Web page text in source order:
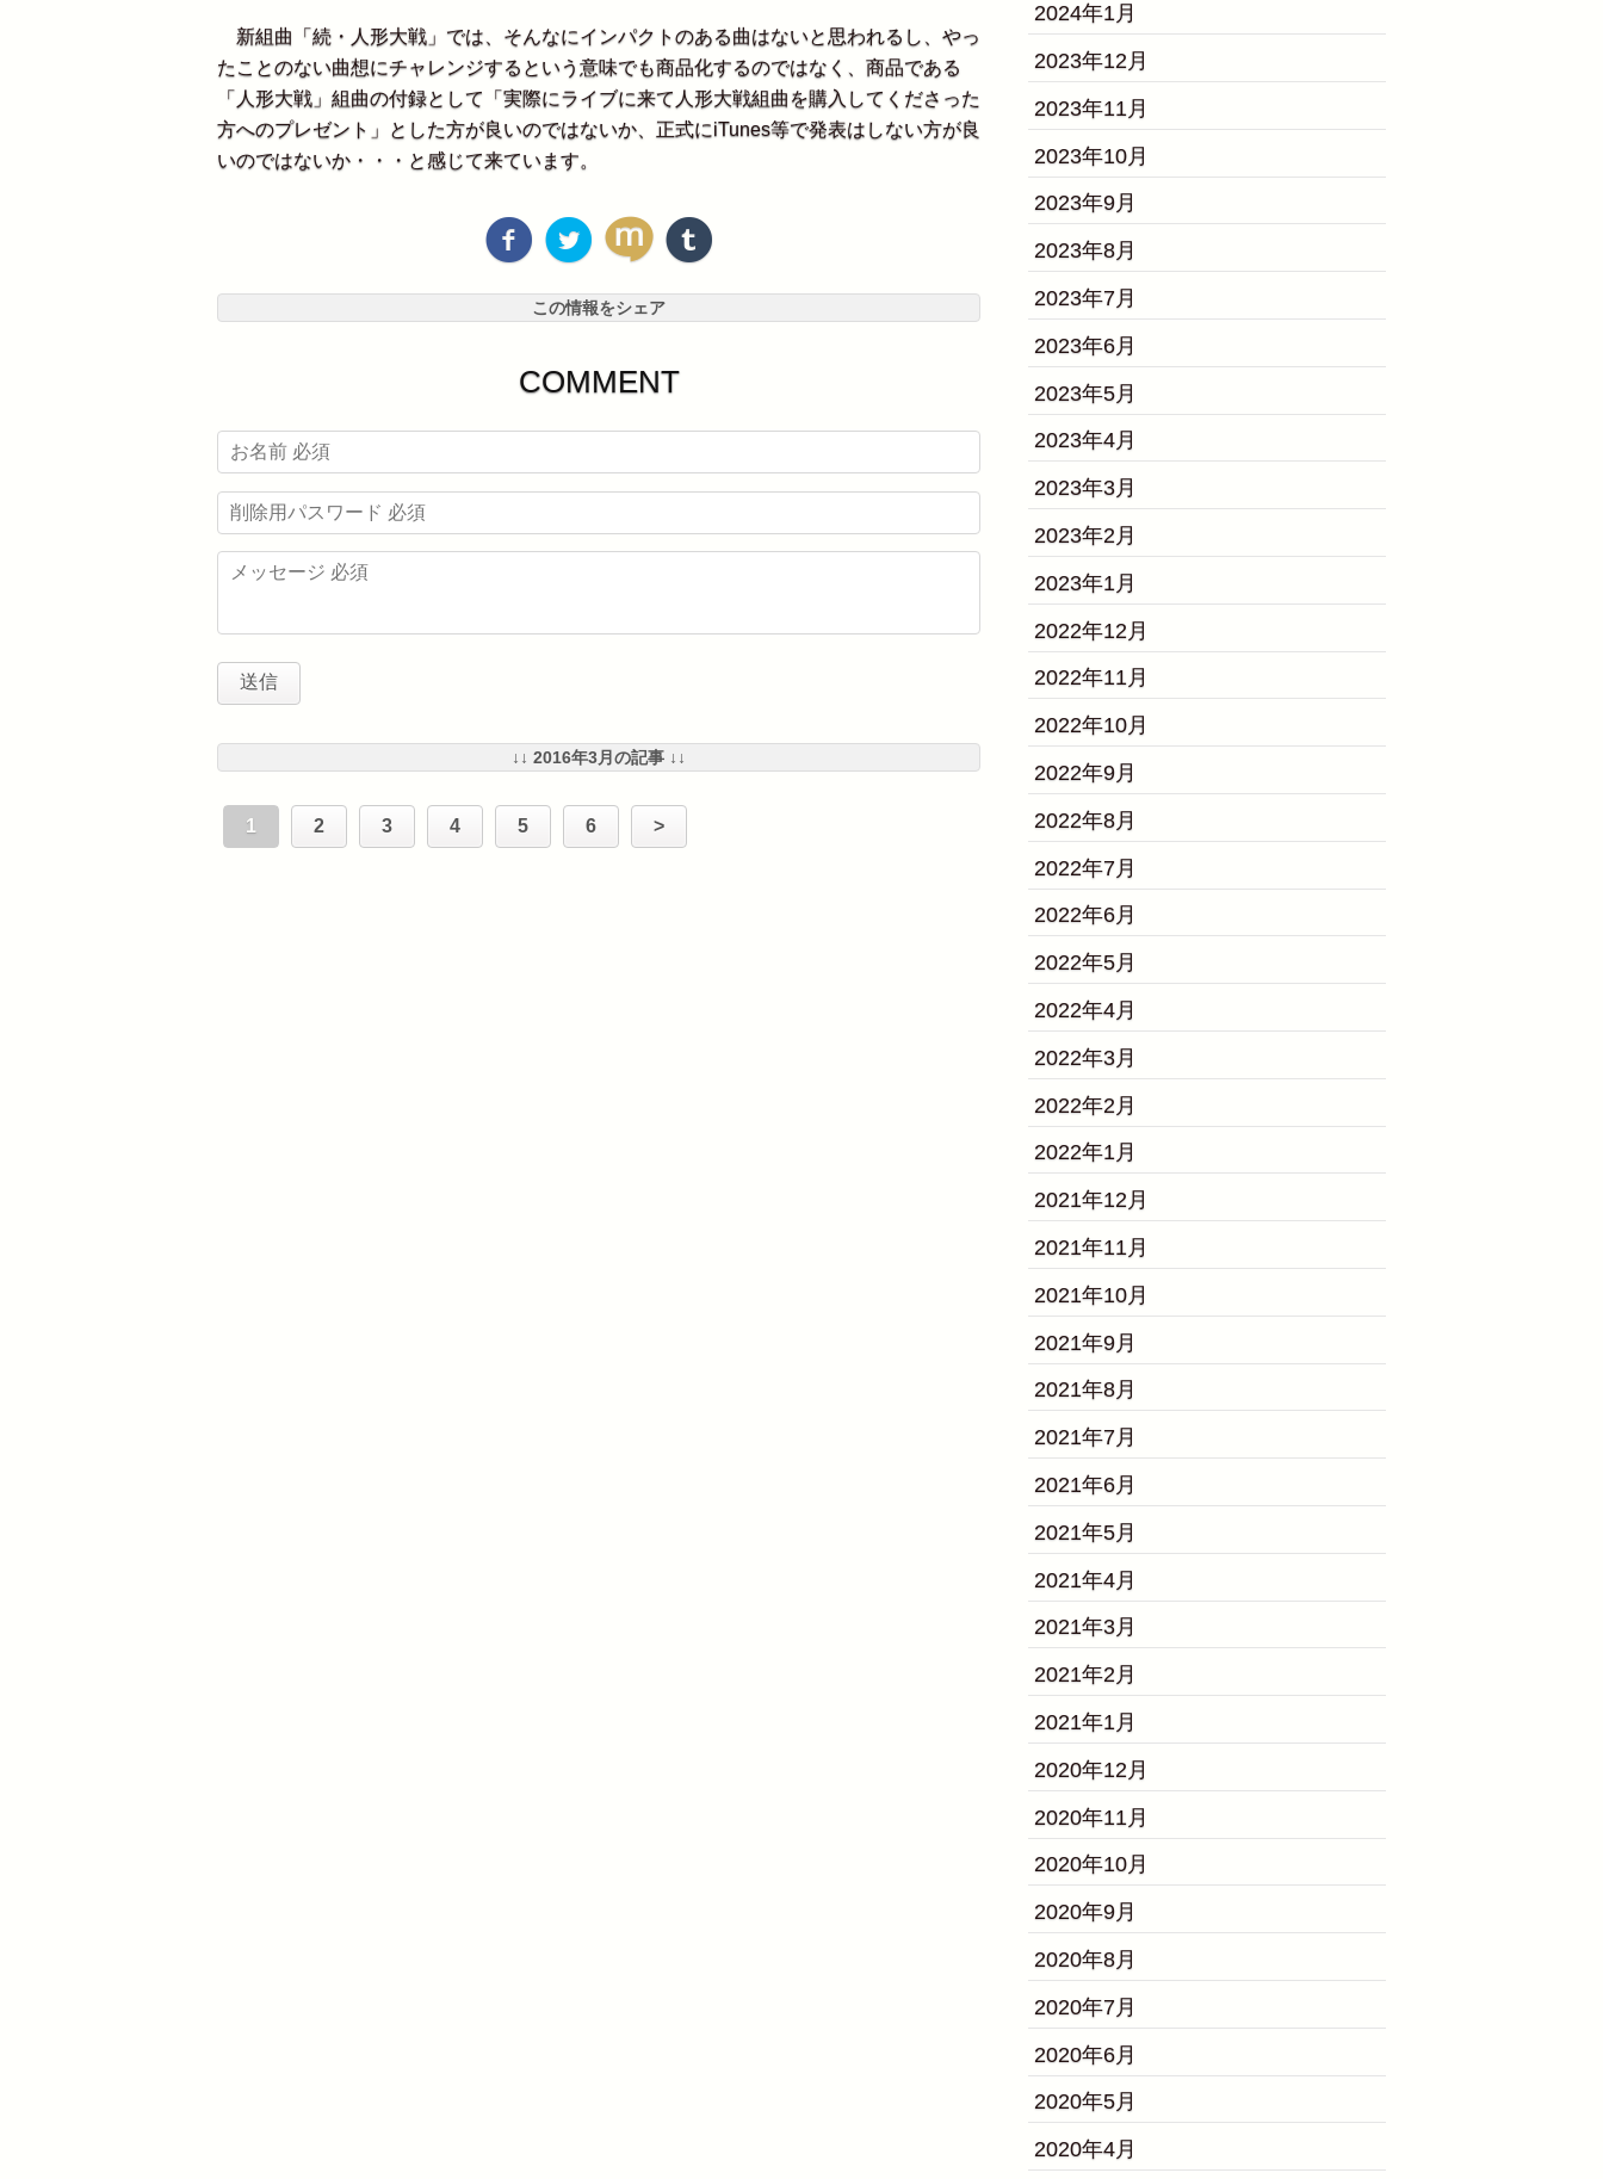
新組曲「続・人形大戦」では、そんなにインパクトのある曲はないと思われるし、やっ
たことのない曲想にチャレンジするという意味でも商品化するのではなく、商品である
「人形大戦」組曲の付録として「実際にライブに来て人形大戦組曲を購入してくださった
方へのプレゼント」とした方が良いのではないか、正式にiTunes等で発表はしない方が良
いのではないか・・・と感じて来ています。
この情報をシェア
COMMENT
↓↓ 2016年3月の記事 ↓↓
1 2 3 4 5 6 >
2024年1月
2023年12月
2023年11月
2023年10月
2023年9月
2023年8月
2023年7月
2023年6月
2023年5月
2023年4月
2023年3月
2023年2月
2023年1月
2022年12月
2022年11月
2022年10月
2022年9月
2022年8月
2022年7月
2022年6月
2022年5月
2022年4月
2022年3月
2022年2月
2022年1月
2021年12月
2021年11月
2021年10月
2021年9月
2021年8月
2021年7月
2021年6月
2021年5月
2021年4月
2021年3月
2021年2月
2021年1月
2020年12月
2020年11月
2020年10月
2020年9月
2020年8月
2020年7月
2020年6月
2020年5月
2020年4月